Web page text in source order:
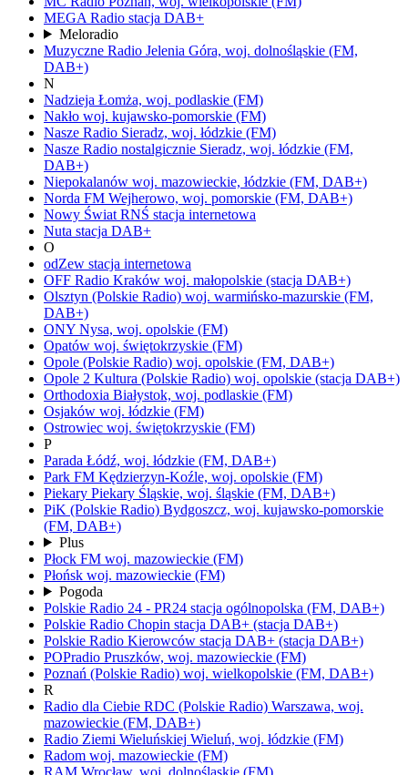
MEGA Radio stacja DAB+
Meloradio
Muzyczne Radio Jelenia Góra, woj. dolnośląskie (FM,
DAB+)
N
Nadzieja Łomża, woj. podlaskie (FM)
Nakło woj. kujawsko-pomorskie (FM)
Nasze Radio Sieradz, woj. łódzkie (FM)
Nasze Radio nostalgicznie Sieradz, woj. łódzkie (FM,
DAB+)
Niepokalanów woj. mazowieckie, łódzkie (FM, DAB+)
Norda FM Wejherowo, woj. pomorskie (FM, DAB+)
Nowy Świat RNŚ stacja internetowa
Nuta stacja DAB+
O
odZew stacja internetowa
OFF Radio Kraków woj. małopolskie (stacja DAB+)
Olsztyn (Polskie Radio) woj. warmińsko-mazurskie (FM,
DAB+)
ONY Nysa, woj. opolskie (FM)
Opatów woj. świętokrzyskie (FM)
Opole (Polskie Radio) woj. opolskie (FM, DAB+)
Opole 2 Kultura (Polskie Radio) woj. opolskie (stacja DAB+)
Orthodoxia Białystok, woj. podlaskie (FM)
Osjaków woj. łódzkie (FM)
Ostrowiec woj. świętokrzyskie (FM)
P
Parada Łódź, woj. łódzkie (FM, DAB+)
Park FM Kędzierzyn-Koźle, woj. opolskie (FM)
Piekary Piekary Śląskie, woj. śląskie (FM, DAB+)
PiK (Polskie Radio) Bydgoszcz, woj. kujawsko-pomorskie
(FM, DAB+)
Plus
Płock FM woj. mazowieckie (FM)
Płońsk woj. mazowieckie (FM)
Pogoda
Polskie Radio 24 - PR24 stacja ogólnopolska (FM, DAB+)
Polskie Radio Chopin stacja DAB+ (stacja DAB+)
Polskie Radio Kierowców stacja DAB+ (stacja DAB+)
POPradio Pruszków, woj. mazowieckie (FM)
Poznań (Polskie Radio) woj. wielkopolskie (FM, DAB+)
R
Radio dla Ciebie RDC (Polskie Radio) Warszawa, woj.
mazowieckie (FM, DAB+)
Radio Ziemi Wieluńskiej Wieluń, woj. łódzkie (FM)
Radom woj. mazowieckie (FM)
RAM Wrocław, woj. dolnośląskie (FM)